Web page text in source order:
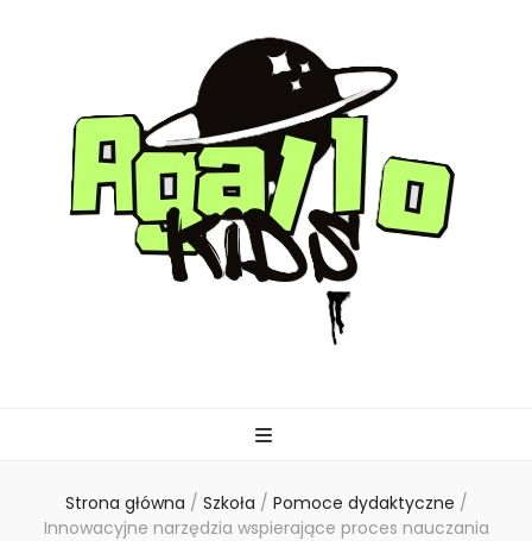
Strona główna / Szkoła / Pomoce dydaktyczne /
Innowacyjne narzędzia wspierające proces nauczania